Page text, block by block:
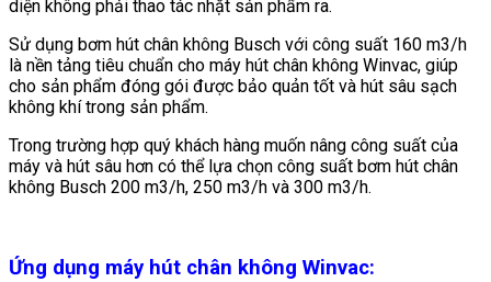
diện không phải thao tác nhặt sản phẩm ra.
Sử dụng bơm hút chân không Busch với công suất 160 m3/h
là nền tảng tiêu chuẩn cho máy hút chân không Winvac, giúp
cho sản phẩm đóng gói được bảo quản tốt và hút sâu sạch
không khí trong sản phẩm.
Trong trường hợp quý khách hàng muốn nâng công suất của
máy và hút sâu hơn có thể lựa chọn công suất bơm hút chân
không Busch 200 m3/h, 250 m3/h và 300 m3/h.
Ứng dụng máy hút chân không Winvac: